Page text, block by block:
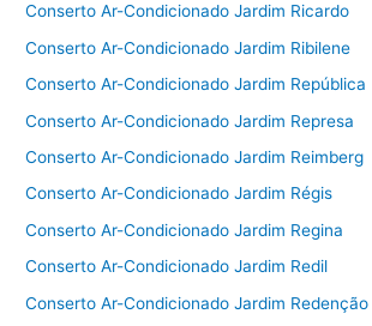
Conserto Ar-Condicionado Jardim Ricardo
Conserto Ar-Condicionado Jardim Ribilene
Conserto Ar-Condicionado Jardim República
Conserto Ar-Condicionado Jardim Represa
Conserto Ar-Condicionado Jardim Reimberg
Conserto Ar-Condicionado Jardim Régis
Conserto Ar-Condicionado Jardim Regina
Conserto Ar-Condicionado Jardim Redil
Conserto Ar-Condicionado Jardim Redenção